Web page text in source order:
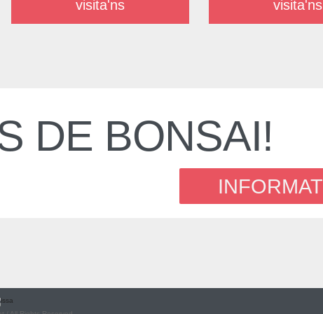
visita'ns visita'ns
DE BONSAI!
INFORMAT